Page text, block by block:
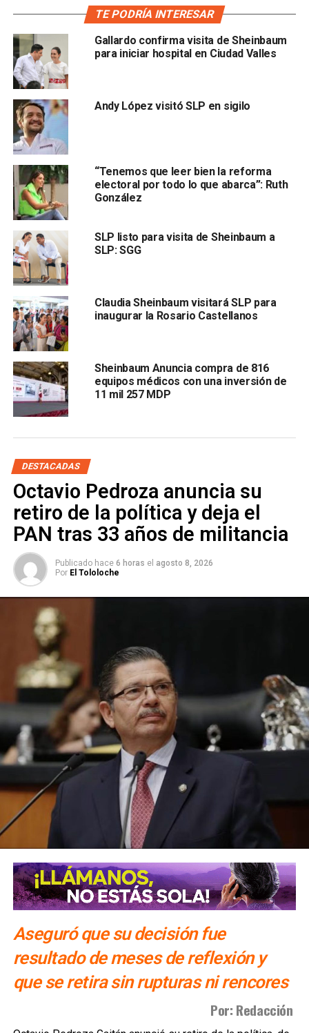
mejorar el bienestar de la población.
La agenda iniciará enSan Luis Potosí a las 11:00 horas,
con una asamblea del programa “Salud Casa por
Casa”en la Unidad de Medicina Familiar No. 45 del
Instituto Mexicano del Seguro Social (IMSS).
a las 13:00 horas, en el municipio de Villa Hidalgo,
Sheinbaum presentará avances e información sobre
proyectos prioritarios para la entidad.
Posteriormente,
Mazatlán, Sinaloa, donde a las 15:45 horas(hora local),
encabezará
otra asamblea del programa “Salud Casa
por Casa”, esta vez en el Hospital General del municipio.
También lee:
Claudia Sheinbaum visitará SLP para
inaugurar la Rosario Castellano
ARTÍCULOS RELACIONADOS:
Villa de Pozos lidera curso de rescate en
estructuras colapsadas exclusivo para mujeres
NO TE PIERDAS
Congreso busca garantizar acceso a servicio a
migrantes
TE PODRÍA INTERESAR
Gallardo confirma visita de Sheinbaum
para iniciar hospital en Ciudad Valles
Andy López visitó SLP en sigilo
“Tenemos que leer bien la reforma
electoral por todo lo que abarca”: Ruth
González
SLP listo para visita de Sheinbaum a
SLP: SGG
Claudia Sheinbaum visitará SLP para
inaugurar la Rosario Castellanos
Sheinbaum Anuncia compra de 816
equipos médicos con una inversión de
11 mil 257 MDP
DESTACADAS
Octavio Pedroza anuncia su
retiro de la política y deja el
PAN tras 33 años de militancia
Publicado hace 6 horas el agosto 8, 2026
Por El Tololoche
Aseguró que su decisión fue
resultado de meses de reflexión y
que se retira sin rupturas ni rencores
Por: Redacción